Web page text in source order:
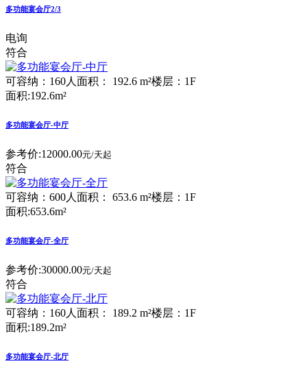
多功能宴会厅2/3
电询
符合
可容纳：160人 面积： 192.6 m²楼层：1F
面积:192.6m²
多功能宴会厅-中厅
参考价:12000.00元/天起
符合
可容纳：600人 面积： 653.6 m²楼层：1F
面积:653.6m²
多功能宴会厅-全厅
参考价:30000.00元/天起
符合
可容纳：160人 面积： 189.2 m²楼层：1F
面积:189.2m²
多功能宴会厅-北厅